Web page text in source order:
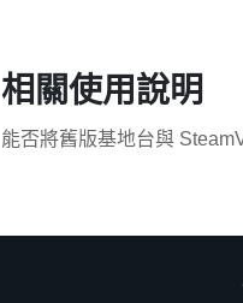
相關使用說明
能否將舊版基地台與